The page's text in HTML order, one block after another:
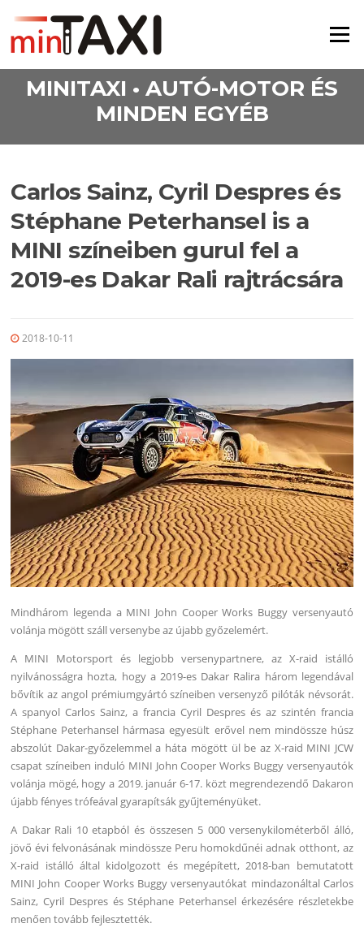
Menü
MINITAXI • AUTÓ-MOTOR ÉS
MINDEN EGYÉB
Carlos Sainz, Cyril Despres és
Stéphane Peterhansel is a
MINI színeiben gurul fel a
2019-es Dakar Rali rajtrácsára
2018-10-11
Mindhárom legenda a MINI John Cooper Works Buggy versenyautó
volánja mögött száll versenybe az újabb győzelemért.
A MINI Motorsport és legjobb versenypartnere, az X-raid istálló
nyilvánosságra hozta, hogy a 2019-es Dakar Ralira három legendával
bővítik az angol prémiumgyártó színeiben versenyző pilóták névsorát.
A spanyol Carlos Sainz, a francia Cyril Despres és az szintén francia
Stéphane Peterhansel hármasa egyesült erővel nem mindössze húsz
abszolút Dakar-győzelemmel a háta mögött ül be az X-raid MINI JCW
csapat színeiben induló MINI John Cooper Works Buggy versenyautók
volánja mögé, hogy a 2019. január 6-17. közt megrendezendő Dakaron
újabb fényes trófeával gyarapítsák gyűjteményüket.
A Dakar Rali 10 etapból és összesen 5 000 versenykilométerből álló,
jövő évi felvonásának mindössze Peru homokdűnéi adnak otthont, az
X-raid istálló által kidolgozott és megépített, 2018-ban bemutatott
MINI John Cooper Works Buggy versenyautókat mindazonáltal Carlos
Sainz, Cyril Despres és Stéphane Peterhansel érkezésére részletekbe
menően tovább fejlesztették.